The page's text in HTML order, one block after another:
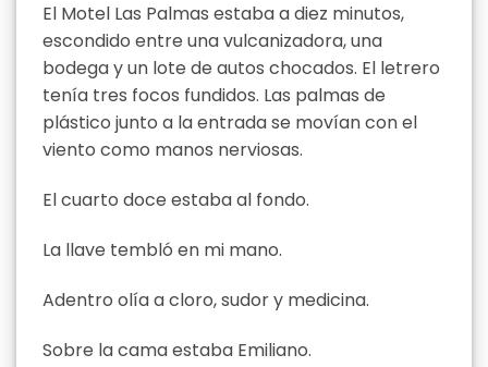
El Motel Las Palmas estaba a diez minutos,
escondido entre una vulcanizadora, una
bodega y un lote de autos chocados. El letrero
tenía tres focos fundidos. Las palmas de
plástico junto a la entrada se movían con el
viento como manos nerviosas.
El cuarto doce estaba al fondo.
La llave tembló en mi mano.
Adentro olía a cloro, sudor y medicina.
Sobre la cama estaba Emiliano.